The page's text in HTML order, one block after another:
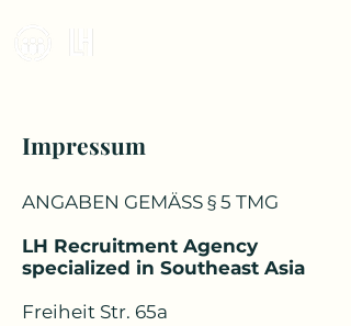
Impressum
ANGABEN GEMÄSS § 5 TMG
LH Recruitment Agency
specialized in Southeast Asia
Freiheit Str. 65a